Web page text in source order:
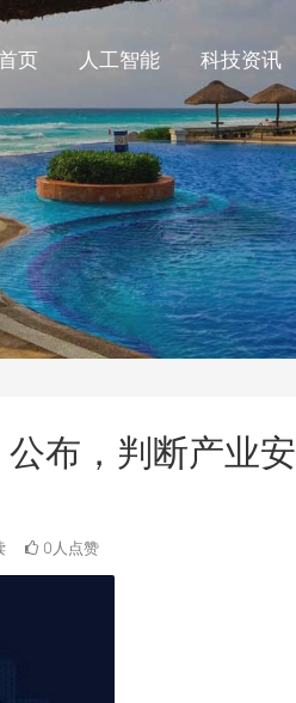
页 人工智能 科技资讯
布，判断产业安
0人点赞